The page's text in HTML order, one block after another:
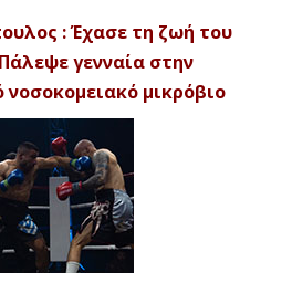
: Έχασε τη ζωή του
γενναία στην
μικρόβιο